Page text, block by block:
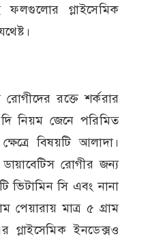
ফলগুলোর গ্লাইসেমিক
রক্তে শর্করার
নিয়ম জেনে পরিমিত
বিষয়টি আলাদা।
রোগীর জন্য
ভিটামিন সি এবং নানা
পেয়ারায় মাত্র ৫ গ্রাম
গ্লাইসেমিক ইনডেক্সও